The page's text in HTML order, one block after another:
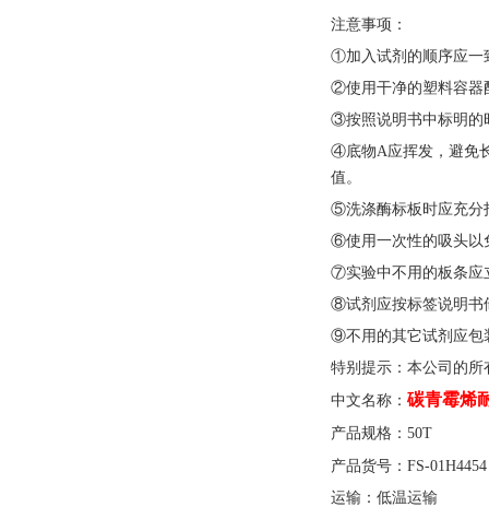
注意事项：
①加入试剂的顺序应一
②使用干净的塑料容器
③按照说明书中标明的
④底物A应挥发，避免
值。
⑤洗涤酶标板时应充分
⑥使用一次性的吸头以
⑦实验中不用的板条应
⑧试剂应按标签说明书
⑨不用的其它试剂应包
特别提示：本公司的
中文名称： 碳青霉烯
产品规格： 50T
产品货号： FS-01H4454
运输：低温运输